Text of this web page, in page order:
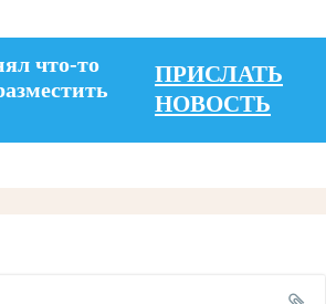
что-то
ПРИСЛАТЬ
НОВОСТЬ